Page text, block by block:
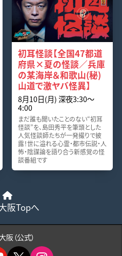
初耳怪談【全国47都道
府県×夏の怪談／兵庫
の某海岸＆和歌山(秘)
山道で激ヤバ怪異】
8月10日(月) 深夜3:30〜
4:00
まだ誰も聞いたことのない“初耳
怪談”を、島田秀平を筆頭とした
人気怪談師たちが一発撮りで披
露！世に溢れる心霊・都市伝説・人
怖・陰謀論を語り合う新感覚の怪
談番組です
阪Topへ
阪（公式）